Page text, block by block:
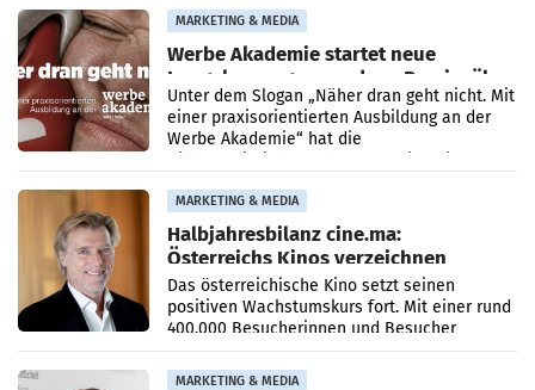
MARKETING & MEDIA
Werbe Akademie startet neue
Imagekampagne rund um Praxisnähe
Unter dem Slogan „Näher dran geht nicht. Mit
einer praxisorientierten Ausbildung an der
Werbe Akademie“ hat die
MARKETING & MEDIA
Halbjahresbilanz cine.ma:
Österreichs Kinos verzeichnen
400.000 Besucher mehr
Das österreichische Kino setzt seinen
positiven Wachstumskurs fort. Mit einer rund
400.000 Besucherinnen und Besucher
höheren Nettoreichweite im ersten Halbjahr
2026 gegenüber dem
MARKETING & MEDIA